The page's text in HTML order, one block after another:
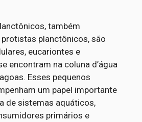
também
planctônicos, são
eucariontes e
encontram na coluna d’água
Esses pequenos
um papel importante
de sistemas aquáticos,
primários e